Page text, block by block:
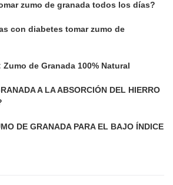
zumo de granada todos los días?
con diabetes tomar zumo de
de Granada 100% Natural
A LA ABSORCIÓN DEL HIERRO
DE GRANADA PARA EL BAJO ÍNDICE